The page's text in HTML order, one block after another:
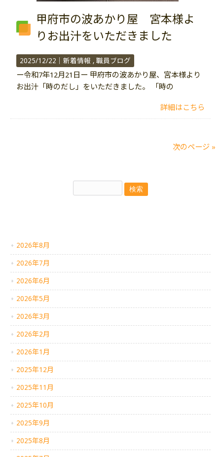
甲府市の波あかり屋 宮本様よ
りお出汁をいただきました
2025/12/22｜新着情報 職員ブログ
ー令和7年12月21日ー 甲府市の波あかり屋、宮本様より
お出汁「時のだし」をいただきました。 「時の
詳細はこちら
次のページ »
2026年8月
2026年7月
2026年6月
2026年5月
2026年3月
2026年2月
2026年1月
2025年12月
2025年11月
2025年10月
2025年9月
2025年8月